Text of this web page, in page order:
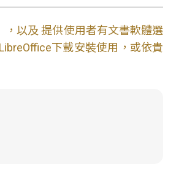
，以及 提供使用者有文書軟體選
下載安裝使用，或依貴